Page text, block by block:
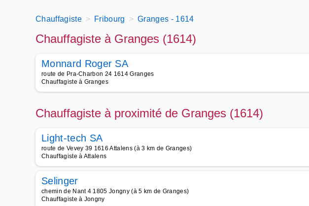
Chauffagiste Fribourg Granges - 1614
Chauffagiste à Granges (1614)
Monnard Roger SA
route de Pra-Charbon 24 1614 Granges
Chauffagiste à Granges
Chauffagiste à proximité de Granges (1614)
Light-tech SA
route de Vevey 39 1616 Attalens (à 3 km de Granges)
Chauffagiste à Attalens
Selinger
chemin de Nant 4 1805 Jongny (à 5 km de Granges)
Chauffagiste à Jongny